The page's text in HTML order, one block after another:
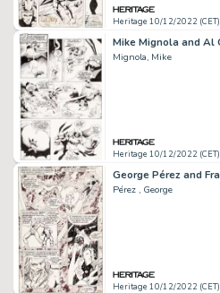
Heritage 10/12/2022 (CET)
Mignola, Mike
Heritage 10/12/2022 (CET)
Pérez , George
Heritage 10/12/2022 (CET)